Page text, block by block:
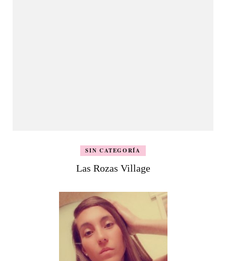
SIN CATEGORÍA
Las Rozas Village